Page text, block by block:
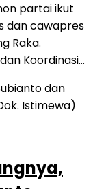
partai ikut
dan cawapres
Raka.
Koordinasi…